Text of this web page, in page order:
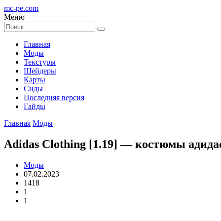
mc-pe.com
Меню
Главная
Моды
Текстуры
Шейдеры
Карты
Сиды
Последняя версия
Гайды
Главная Моды
Adidas Clothing [1.19] — костюмы
Моды
07.02.2023
1418
1
1